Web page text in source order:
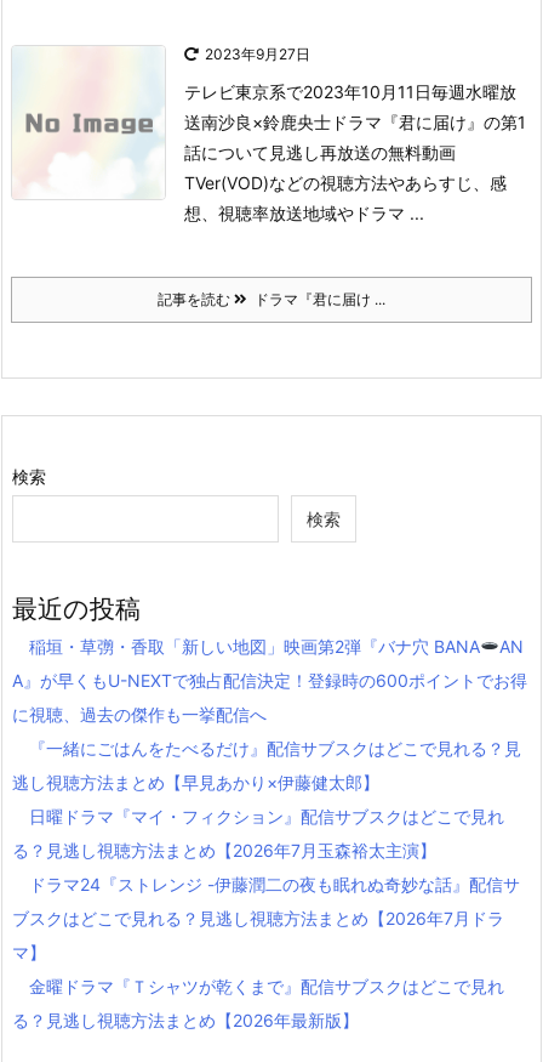
2023年9月27日
テレビ東京系で2023年10月11日毎週水曜放
送南沙良×鈴鹿央士ドラマ『君に届け』の第1
話について 見逃し再放送の無料動画
TVer(VOD)などの視聴方法やあらすじ、感
想、視聴率放送地域やドラマ ...
記事を読む ドラマ『君に届け ...
検索
検索
最近の投稿
稲垣・草彅・香取「新しい地図」映画第2弾『バナ穴 BANA
AN
A』が早くもU-NEXTで独占配信決定！登録時の600ポイントでお得
に視聴、過去の傑作も一挙配信へ
『一緒にごはんをたべるだけ』配信サブスクはどこで見れる？見
逃し視聴方法まとめ【早見あかり×伊藤健太郎】
日曜ドラマ『マイ・フィクション』配信サブスクはどこで見れ
る？見逃し視聴方法まとめ【2026年7月玉森裕太主演】
ドラマ24『ストレンジ -伊藤潤二の夜も眠れぬ奇妙な話』配信サ
ブスクはどこで見れる？見逃し視聴方法まとめ【2026年7月ドラ
マ】
金曜ドラマ『Ｔシャツが乾くまで』配信サブスクはどこで見れ
る？見逃し視聴方法まとめ【2026年最新版】